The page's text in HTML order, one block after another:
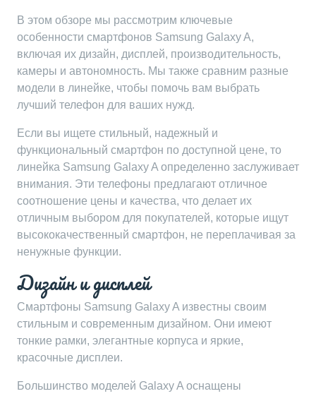
В этом обзоре мы рассмотрим ключевые
особенности смартфонов Samsung Galaxy A,
включая их дизайн, дисплей, производительность,
камеры и автономность. Мы также сравним разные
модели в линейке, чтобы помочь вам выбрать
лучший телефон для ваших нужд.
Если вы ищете стильный, надежный и
функциональный смартфон по доступной цене, то
линейка Samsung Galaxy A определенно заслуживает
внимания. Эти телефоны предлагают отличное
соотношение цены и качества, что делает их
отличным выбором для покупателей, которые ищут
высококачественный смартфон, не переплачивая за
ненужные функции.
Дизайн и дисплей
Смартфоны Samsung Galaxy A известны своим
стильным и современным дизайном. Они имеют
тонкие рамки, элегантные корпуса и яркие,
красочные дисплеи.
Большинство моделей Galaxy A оснащены